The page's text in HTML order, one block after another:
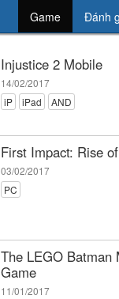
Injustice 2 Mobile
14/02/2017
iP
iPad AND
First Impact: Rise
03/02/2017
PC
The LEGO Batman
Game
11/01/2017
Game Đánh